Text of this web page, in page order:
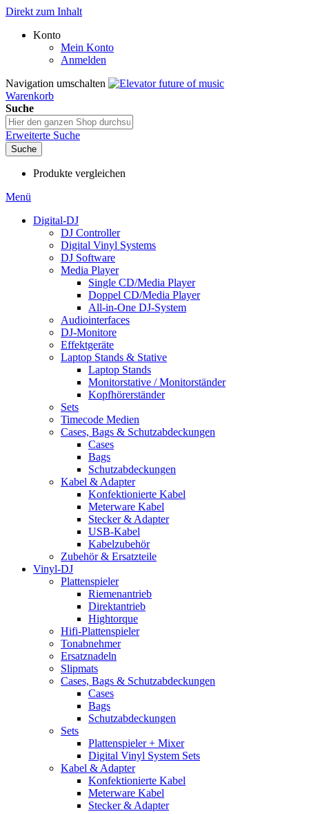
Direkt zum Inhalt
Konto
Mein Konto
Anmelden
Navigation umschalten
Warenkorb
Suche
Erweiterte Suche
Suche
Produkte vergleichen
Menü
Digital-DJ
DJ Controller
Digital Vinyl Systems
DJ Software
Media Player
Single CD/Media Player
Doppel CD/Media Player
All-in-One DJ-System
Audiointerfaces
DJ-Monitore
Effektgeräte
Laptop Stands & Stative
Laptop Stands
Monitorstative / Monitorständer
Kopfhörerständer
Sets
Timecode Medien
Cases, Bags & Schutzabdeckungen
Cases
Bags
Schutzabdeckungen
Kabel & Adapter
Konfektionierte Kabel
Meterware Kabel
Stecker & Adapter
USB-Kabel
Kabelzubehör
Zubehör & Ersatzteile
Vinyl-DJ
Plattenspieler
Riemenantrieb
Direktantrieb
Hightorque
Hifi-Plattenspieler
Tonabnehmer
Ersatznadeln
Slipmats
Cases, Bags & Schutzabdeckungen
Cases
Bags
Schutzabdeckungen
Sets
Plattenspieler + Mixer
Digital Vinyl System Sets
Kabel & Adapter
Konfektionierte Kabel
Meterware Kabel
Stecker & Adapter